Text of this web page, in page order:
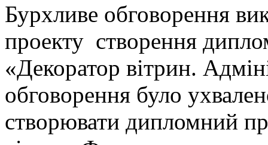
Бурхливе обговорення
проекту створення
«Декоратор вітрин.
обговорення було
створювати дипломний